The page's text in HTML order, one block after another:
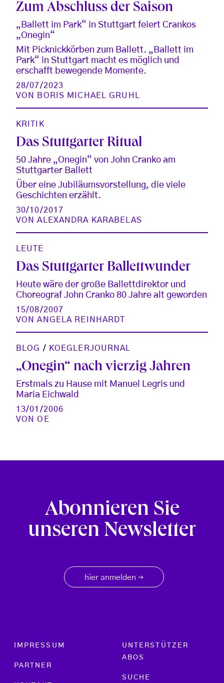
Zum Abschluss der Saison
„Ballett im Park“ in Stuttgart feiert Crankos
„Onegin“
Mit Picknickkörben zum Ballett. „Ballett im
Park“ in Stuttgart macht es möglich und
erschafft bewegende Momente.
28/07/2023
VON
BORIS MICHAEL GRUHL
KRITIK
Das Stuttgarter Ritual
50 Jahre „Onegin“ von John Cranko am
Stuttgarter Ballett
Über eine Jubiläumsvorstellung, die viele
Geschichten erzählt.
30/10/2017
VONALEXANDRA KARABELAS
LEUTE
Das Stuttgarter Ballettwunder
Heute wäre der große Ballettdirektor und
Choreograf John Cranko 80 Jahre alt geworden
15/08/2007
VONANGELA REINHARDT
BLOG / KOEGLERJOURNAL
„Onegin“ nach vierzig Jahren
Erstmals zu Hause mit Manuel Legris und
Maria Eichwald
13/01/2006
VONOE
Abonnieren Sie
unseren Newsletter
hier anmelden →
Footer menu
IMPRESSUM
PARTNER
UNTERSTÜTZER
ABOS
SUCHE